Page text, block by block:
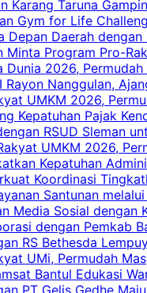
Karang Taruna
Gym for Life
Daerah dengan
Program Pro-
2026,
Rayon Nanggulan,
UMKM 2026,
Kepatuhan Pajak
RSUD Sleman
UMKM 2026,
Kepatuhan
Koordinasi
Santunan
Media Sosial dengan
dengan Pemkab
RS Bethesda
UMi, Permudah
Bantul Edukasi
PT Gelis Gedhe